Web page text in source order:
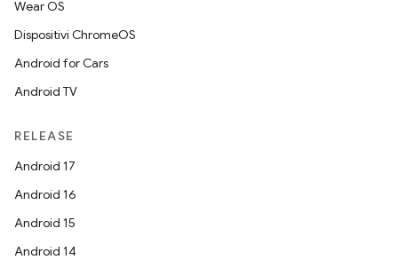
Wear OS
Dispositivi ChromeOS
Android for Cars
Android TV
RELEASE
Android 17
Android 16
Android 15
Android 14